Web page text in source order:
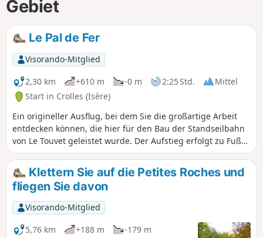
Gebiet
Le Pal de Fer
Visorando-Mitglied
2,30 km
+610 m -0 m 2:25 Std.
Mittel
Start in Crolles (Isère)
Ein origineller Ausflug, bei dem Sie die großartige Arbeit
entdecken können, die hier für den Bau der Standseilbahn
von Le Touvet geleistet wurde. Der Aufstieg erfolgt zu Fuß
und der Abstieg, um die Knie zu schonen, mit der
Standseilbahn. (Achtung): Diese Route ist derzeit gesperrt,
siehe Erläuterungen hier (Anmerkung eines Wanderers)
vom 18. Juni 2023: kleiner schwieriger Abschnitt: die
Überquerung der Geröllhalde, wo man sich mit zwei Seilen
helfen muss, um den Weg im Wald zu erreichen.
Klettern Sie auf die Petites Roches und
fliegen Sie davon
Visorando-Mitglied
5,76 km
+188 m
-179 m